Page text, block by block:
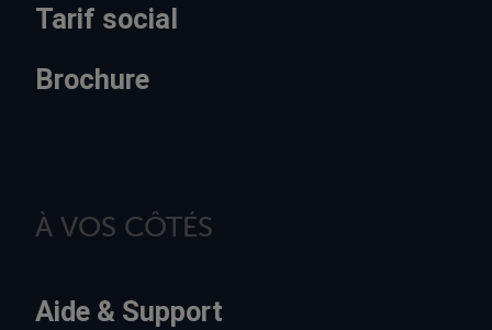
Tarif social
Brochure
À VOS CÔTÉS
Aide & Support